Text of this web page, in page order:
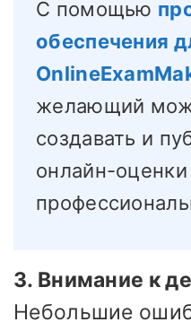
С помощью
обеспечения
желающий
создавать и
онлайн-оценки
3. Внимание к
Небольшие